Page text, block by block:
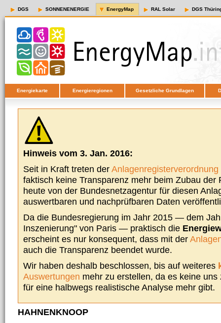
DGS SONNENENERGIE EnergyMap RAL Solar DGS
Energiekarte Energieregionen Gesetzliche Grundlagen
Hinweis vom 3. Jan. 2016:
Seit in Kraft treten derAnlagenregisterverordnung
faktisch keine Transparenz mehr beim Zubau der
heute von der Bundesnetzagentur für diesen
auswertbaren und nachprüfbaren Daten
Da die Bundesregierung im Jahr 2015 — dem
Inszenierung" von Paris — praktisch die
erscheint es nur konsequent, dass mit der
auch die Transparenz beendet wurde.
Wir haben deshalb beschlossen, bis auf weiteres
Auswertungen mehr zu erstellen, da es keine
für eine halbwegs realistische Analyse mehr gibt.
HAHNENKNOOP